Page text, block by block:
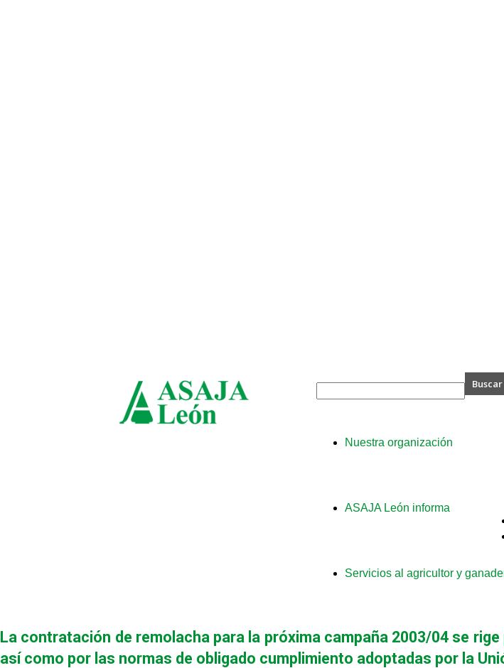
Nuestra organización
ASAJA León informa
Servicios al agricultor y
La contratación de remolacha para la próxima campaña 2003/04 se
así como por las normas de obligado cumplimiento adoptadas por la